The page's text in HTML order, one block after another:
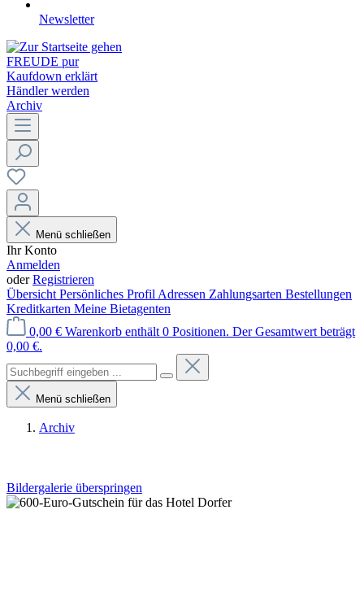
Newsletter
FREUDE pur
Kaufdown erklärt
Händler werden
Archiv
Menü schließen
Ihr Konto
Anmelden
oderRegistrieren
Übersicht Persönliches Profil Adressen Zahlungsarten Bestellungen
Kreditkarten Meine Bietagenten
0,00 € Warenkorb enthält 0 Positionen. Der Gesamtwert beträgt
0,00 €.
Menü schließen
Archiv
Bildergalerie überspringen